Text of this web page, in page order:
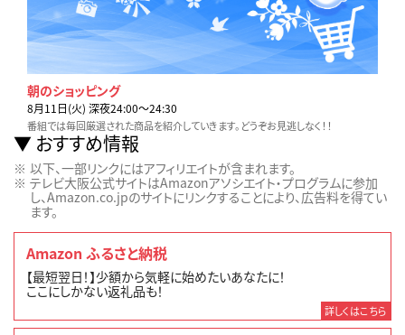
朝のショッピング
8月11日(火) 深夜24:00〜24:30
番組では毎回厳選された商品を紹介していきます。どうぞお見逃しなく！！
おすすめ情報
以下、一部リンクにはアフィリエイトが含まれます。
テレビ大阪公式サイトはAmazonアソシエイト・プログラムに参加
し、Amazon.co.jpのサイトにリンクすることにより、広告料を得てい
ます。
Amazon ふるさと納税
【最短翌日！】少額から気軽に始めたいあなたに！
ここにしかない返礼品も！
詳しくはこちら